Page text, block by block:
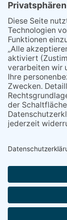
09:00
14:00
14:00
17:00
17:00
17:00
19:00
19:00
Alle Rechte